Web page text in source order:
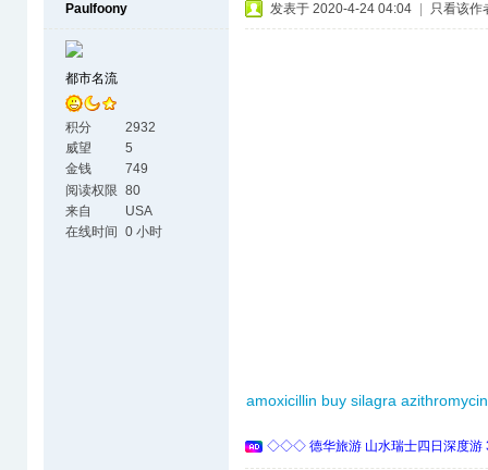
Paulfoony
都市名流
积分
2932
威望
5
金钱
749
阅读权限 80
来自
USA
在线时间
0 小时
发表于 2020-4-24 04:04 只看该作
amoxicillin buy silagra
◇◇◇ 德华旅游 山水瑞士四日深度